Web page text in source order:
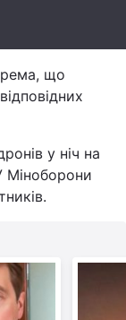
що
у ніч на
Міноборони